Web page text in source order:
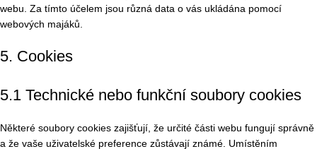
webu. Za tímto účelem jsou různá data o vás ukládána pomocí
webových majáků.
5. Cookies
5.1 Technické nebo funkční soubory cookies
Některé soubory cookies zajišťují, že určité části webu fungují správně
a že vaše uživatelské preference zůstávají známé. Umístěním